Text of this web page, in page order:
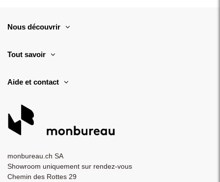
Nous découvrir
Tout savoir
Aide et contact
monbureau.ch SA
Showroom uniquement sur rendez-vous
Chemin des Rottes 29